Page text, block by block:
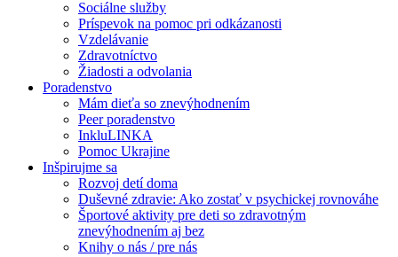
Sociálne služby
Príspevok na pomoc pri odkázanosti
Vzdelávanie
Zdravotníctvo
Žiadosti a odvolania
Poradenstvo
Mám dieťa so znevýhodnením
Peer poradenstvo
InkluLINKA
Pomoc Ukrajine
Inšpirujme sa
Rozvoj detí doma
Duševné zdravie: Ako zostať v psychickej rovnováhe
Športové aktivity pre deti so zdravotným
znevýhodnením aj bez
Knihy o nás / pre nás